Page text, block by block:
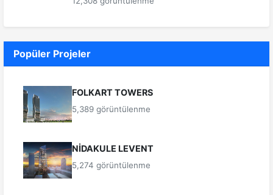
Popüler Projeler
FOLKART TOWERS
5,389 görüntülenme
NİDAKULE LEVENT
5,274 görüntülenme